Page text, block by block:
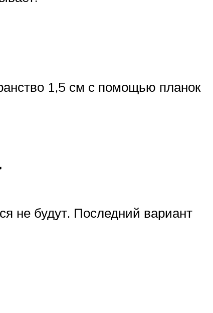
1,5 см с помощью планок
не будут. Последний вариант